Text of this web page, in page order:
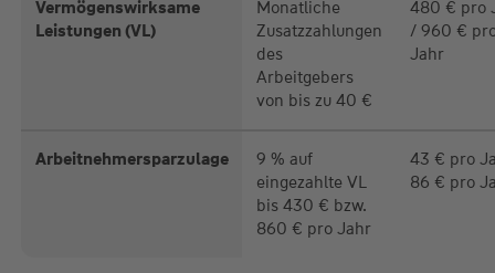
Vermögenswirksame
Leistungen (VL)
Monatliche
Zusatzzahlungen
des
Arbeitgebers
von bis zu 40 €
480 € pro
/ 960 €
Jahr
Arbeitnehmersparzulage
9 % auf
eingezahlte VL
bis 430 € bzw.
860 € pro Jahr
43 € pro
86 € pro